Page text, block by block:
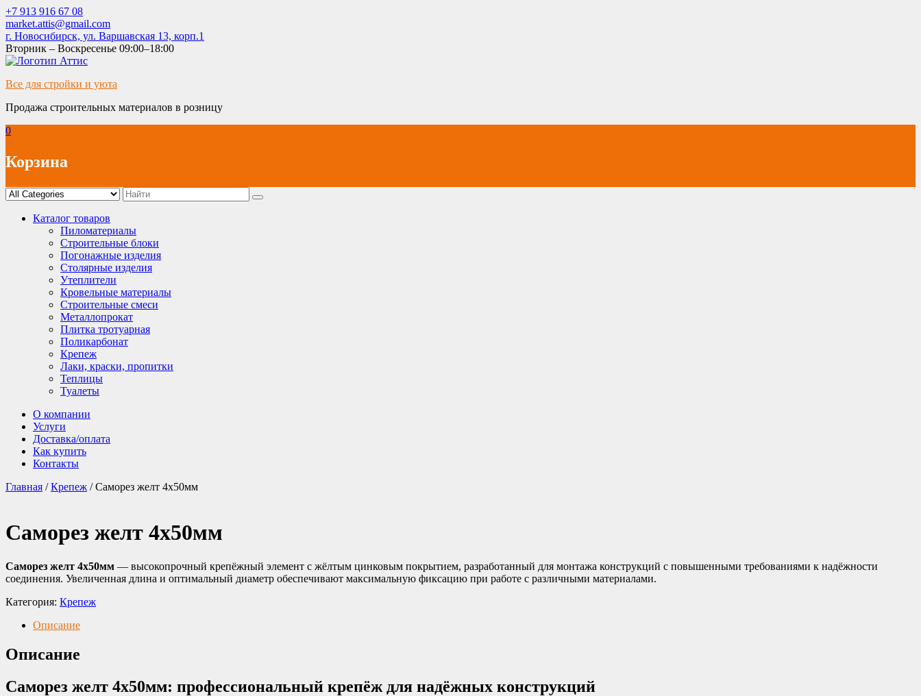
Skip
to
content
+7 913 916 67 08
market.attis@gmail.com
г. Новосибирск, ул. Варшавская 13, корп.1
Вторник – Воскресенье 09:00–18:00
Все для стройки и уюта
Продажа строительных материалов в розницу
0
Корзина
Каталог товаров
Пиломатериалы
Строительные блоки
Погонажные изделия
Столярные изделия
Утеплители
Кровельные материалы
Строительные смеси
Металлопрокат
Плитка тротуарная
Поликарбонат
Крепеж
Лаки, краски, пропитки
Теплицы
Туалеты
О компании
Услуги
Доставка/оплата
Как купить
Контакты
Главная /Крепеж / Саморез желт 4х50мм
Саморез желт 4х50мм
Саморез желт 4х50мм — высокопрочный крепёжный элемент с жёлтым цинковым покрытием, разработанный для монтажа конструкций с повышенными требованиями к надёжности
соединения. Увеличенная длина и оптимальный диаметр обеспечивают максимальную фиксацию при работе с различными материалами.
Категория: Крепеж
Описание
Описание
Саморез желт 4х50мм: профессиональный крепёж для надёжных конструкций